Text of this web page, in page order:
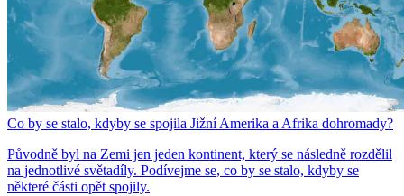
Co by se stalo, kdyby se spojila Jižní Amerika a Afrika dohromady?
Původně byl na Zemi jen jeden kontinent, který se následně rozdělil
na jednotlivé světadíly. Podívejme se, co by se stalo, kdyby se
některé části opět spojily.